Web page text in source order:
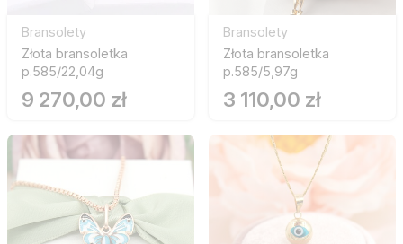
Bransolety
Złota bransoletka
p.585/22,04g
9 270,00 zł
Bransolety
Złota bransoletka
p.585/5,97g
3 110,00 zł